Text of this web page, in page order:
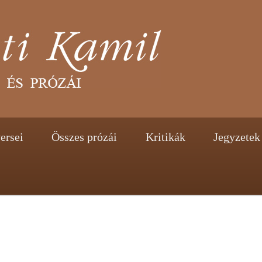
Összes prózái Kritikák Jegyzetek